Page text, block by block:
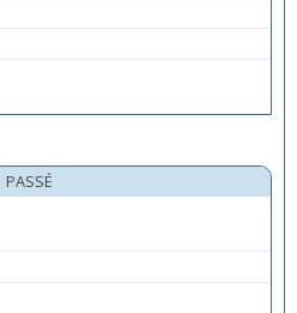
PASSÉ